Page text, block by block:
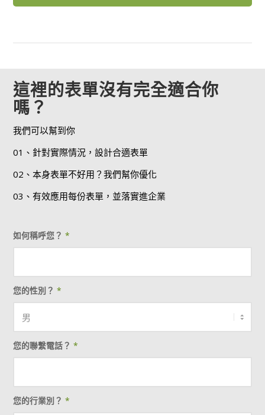
這裡的表單沒有完全適合你
嗎？
我們可以幫到你
01、針對實際情況，設計合適表單
02、本身表單不好用？我們幫你優化
03、有效應用每份表單，並落實進企業
如何稱呼您？*
您的性別？*
您的聯繫電話？*
您的行業別？*